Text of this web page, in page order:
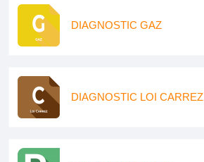
DIAGNOSTIC GAZ
DIAGNOSTIC LOI CARREZ